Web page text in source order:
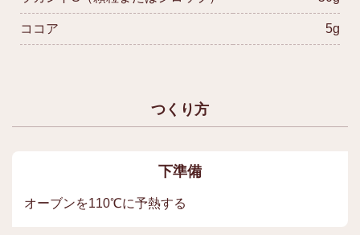
ココア 5g
つくり方
下準備
オーブンを110℃に予熱する